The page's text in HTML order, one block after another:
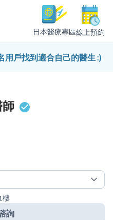
日本醫療專區線上預約
用戶找到適合自己的醫生 :)
樓
詢